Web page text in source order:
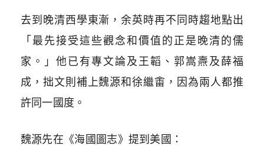
去到晚清西學東漸，余英時再不同時趨地點出
「最先接受這些觀念和價值的正是晚清的儒
家。」他已有專文論及王韜、郭嵩燾及薛福
成，拙文則補上魏源和徐繼畬，因為兩人都推
許同一國度。
魏源先在《海國圖志》提到美國：